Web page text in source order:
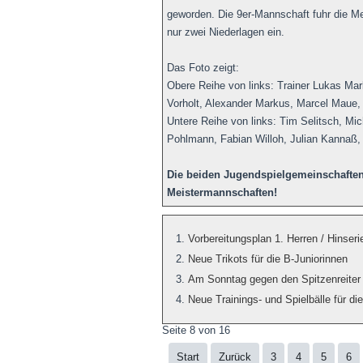
geworden. Die 9er-Mannschaft fuhr die
nur zwei Niederlagen ein.
Das Foto zeigt:
Obere Reihe von links: Trainer Lukas
Vorholt, Alexander Markus, Marcel
Untere Reihe von links: Tim Selitsch,
Pohlmann, Fabian Willoh, Julian
Die beiden
Meistermannschaften!
Vorbereitungsplan 1. Herren /
Neue Trikots für die B-Juniorinnen
Am Sonntag gegen den
Neue Trainings- und Spielbälle für
Seite 8 von 16
Start Zurück 3 4 5 6